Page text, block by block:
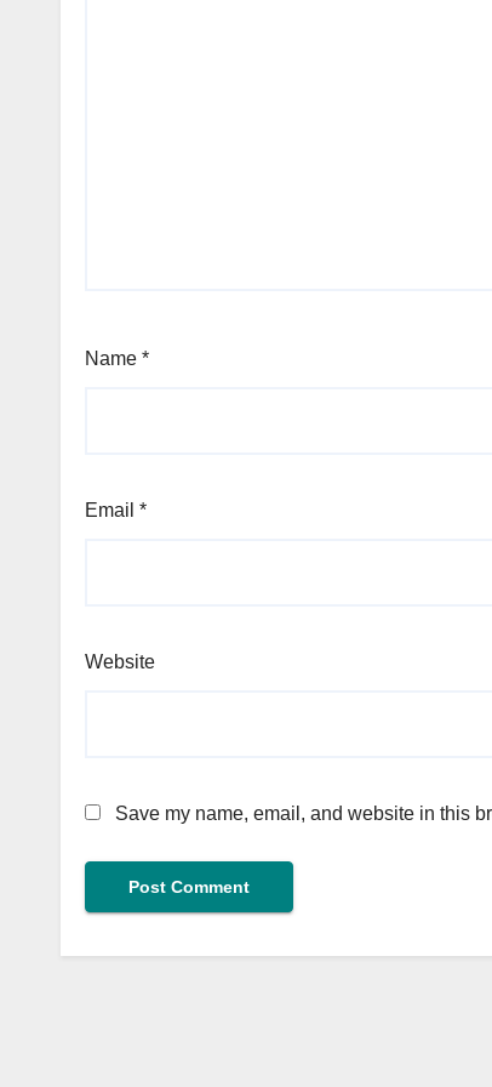
Name *
Email *
Website
Save my name, email, and website in this